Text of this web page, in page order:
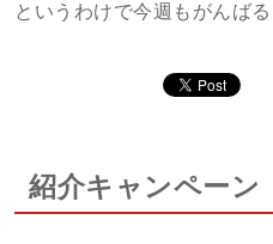
というわけで今週もがんば
紹介キャンペーン